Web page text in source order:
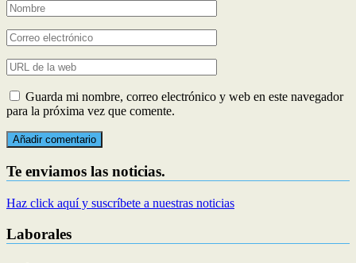
Guarda mi nombre, correo electrónico y web en este navegador
para la próxima vez que comente.
Te enviamos las noticias.
Haz click aquí y suscríbete a nuestras noticias
Laborales